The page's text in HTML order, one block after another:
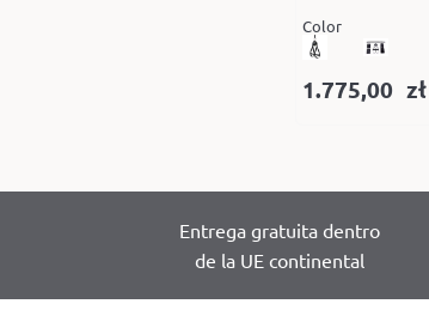
Color
1.775,00 zł
Entrega gratuita dentro
de la UE continental